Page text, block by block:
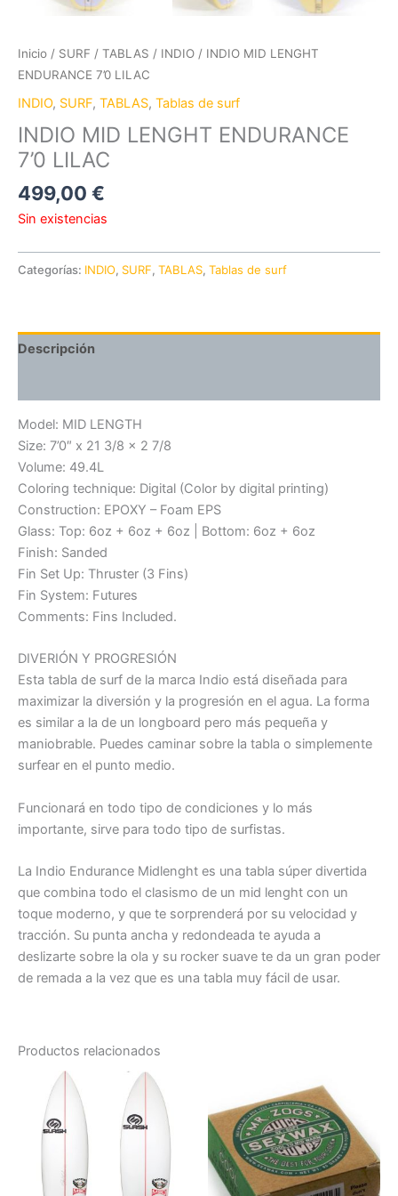
Inicio / SURF / TABLAS / INDIO / INDIO MID LENGHT
ENDURANCE 7’0 LILAC
INDIO, SURF, TABLAS, Tablas de surf
INDIO MID LENGHT ENDURANCE
7’0 LILAC
499,00 €
Sin existencias
Categorías: INDIO, SURF, TABLAS, Tablas de surf
Descripción
Model: MID LENGTH
Size: 7’0″ x 21 3/8 x 2 7/8
Volume: 49.4L
Coloring technique: Digital (Color by digital printing)
Construction: EPOXY – Foam EPS
Glass: Top: 6oz + 6oz + 6oz | Bottom: 6oz + 6oz
Finish: Sanded
Fin Set Up: Thruster (3 Fins)
Fin System: Futures
Comments: Fins Included.
DIVERIÓN Y PROGRESIÓN
Esta tabla de surf de la marca Indio está diseñada para
maximizar la diversión y la progresión en el agua. La forma
es similar a la de un longboard pero más pequeña y
maniobrable. Puedes caminar sobre la tabla o simplemente
surfear en el punto medio.
Funcionará en todo tipo de condiciones y lo más
importante, sirve para todo tipo de surfistas.
La Indio Endurance Midlenght es una tabla súper divertida
que combina todo el clasismo de un mid lenght con un
toque moderno, y que te sorprenderá por su velocidad y
tracción. Su punta ancha y redondeada te ayuda a
deslizarte sobre la ola y su rocker suave te da un gran poder
de remada a la vez que es una tabla muy fácil de usar.
Productos relacionados